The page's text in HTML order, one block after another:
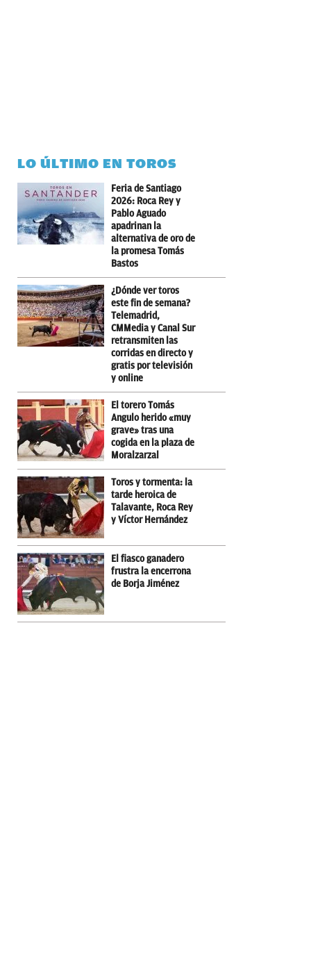
LO ÚLTIMO EN TOROS
Feria de Santiago
2026: Roca Rey y
Pablo Aguado
apadrinan la
alternativa de oro de
la promesa Tomás
Bastos
¿Dónde ver toros
este fin de semana?
Telemadrid,
CMMedia y Canal Sur
retransmiten las
corridas en directo y
gratis por televisión
y online
El torero Tomás
Angulo herido «muy
grave» tras una
cogida en la plaza de
Moralzarzal
Toros y tormenta: la
tarde heroica de
Talavante, Roca Rey
y Víctor Hernández
El fiasco ganadero
frustra la encerrona
de Borja Jiménez